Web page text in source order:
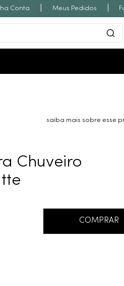
Conta Meus Pedidos
saiba mais sobre esse
Chuveiro
COMPRAR